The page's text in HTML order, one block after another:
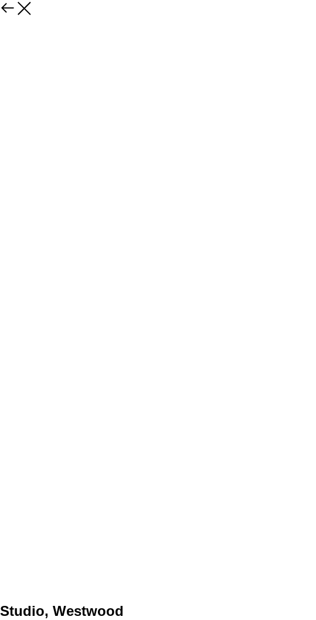
Studio, Westwood